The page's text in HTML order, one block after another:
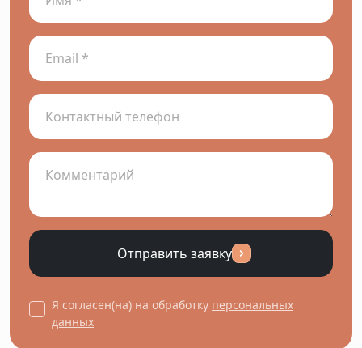
Отправить заявку
Я согласен(на) на обработку персональных
данных